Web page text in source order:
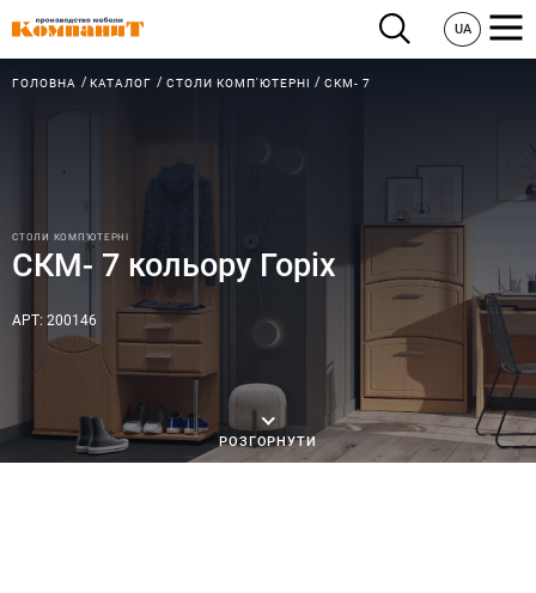
UA
ГОЛОВНА КАТАЛОГ СТОЛИ КОМП'ЮТЕРНІ СКМ- 7
СТОЛИ КОМП'ЮТЕРНІ
СКМ- 7 кольору Горіх
АРТ: 200146
РОЗГОРНУТИ